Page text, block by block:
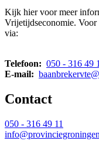
Kijk hier voor meer
Vrijetijdseconomie. Voor
via:
Telefoon: 050 - 316 49
E-mail:
Contact
050 - 316 49 11